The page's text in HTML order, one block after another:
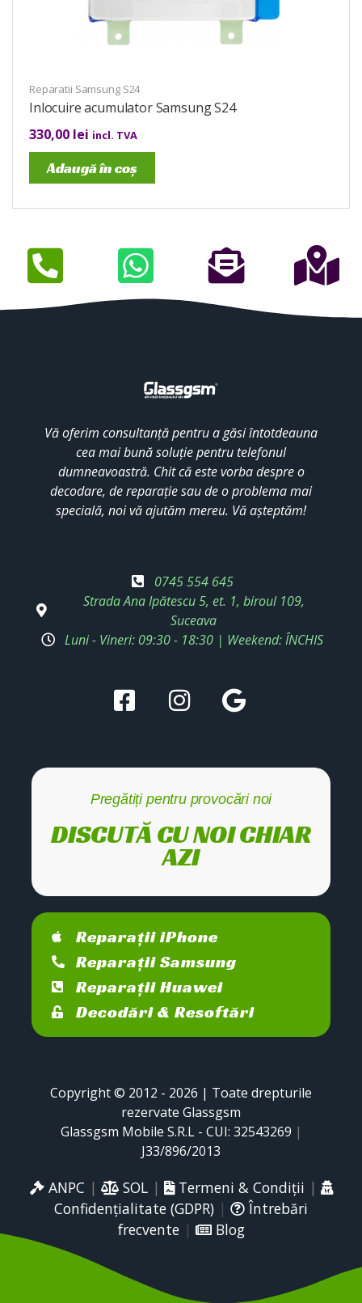
Reparatii Samsung S24
Inlocuire acumulator Samsung S24
330,00 lei incl. TVA
Adaugă în coș
Vă oferim consultanță pentru a găsi întotdeauna
cea mai bună soluție pentru telefonul
dumneavoastră. Chit că este vorba despre o
decodare, de reparație sau de o problema mai
specială, noi vă ajutăm mereu. Vă așteptăm!
0745 554 645
Strada Ana Ipătescu 5, et. 1, biroul 109,
Suceava
Luni - Vineri: 09:30 - 18:30 | Weekend: ÎNCHIS
Pregătiți pentru provocări noi
DISCUTĂ CU NOI CHIAR
AZI
Reparații iPhone
Reparații Samsung
Reparații Huawei
Decodări & Resoftări
Copyright © 2012 - 2026 | Toate drepturile
rezervate Glassgsm
Glassgsm Mobile S.R.L - CUI: 32543269 |
J33/896/2013
ANPC | SOL| Termeni & Condiții |
Confidențialitate (GDPR) |
Întrebări
frecvente| Blog